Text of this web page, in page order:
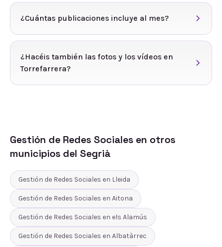
¿Cuántas publicaciones incluye al mes?
¿Hacéis también las fotos y los vídeos en
Torrefarrera?
Gestión de Redes Sociales en otros
municipios del Segrià
Gestión de Redes Sociales en Lleida
Gestión de Redes Sociales en Aitona
Gestión de Redes Sociales en els Alamús
Gestión de Redes Sociales en Albatàrrec